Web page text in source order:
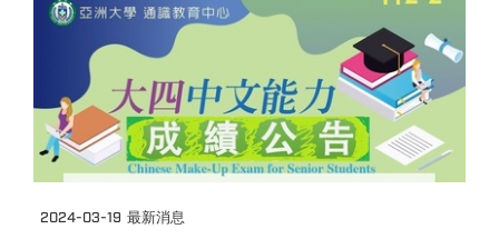
2024-03-19 最新消息